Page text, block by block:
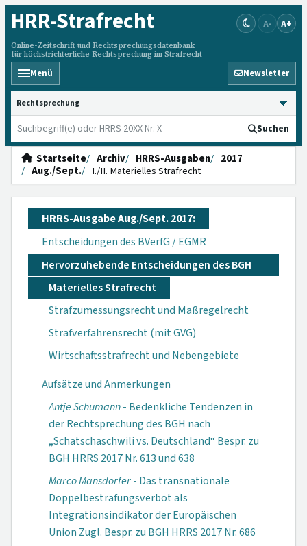
HRR-Strafrecht
Online-Zeitschrift und Rechtsprechungsdatenbank
für höchstrichterliche Rechtsprechung im Strafrecht
A- A+
Menü Newsletter
HRRS durchsuchen
Suchen
Startseite Archiv HRRS-Ausgaben
2017
Aug./Sept.
I./II. Materielles Strafrecht
HRRS-Ausgabe Aug./Sept. 2017:
Entscheidungen des BVerfG / EGMR
Hervorzuhebende Entscheidungen des BGH
Materielles Strafrecht
Strafzumessungsrecht und Maßregelrecht
Strafverfahrensrecht (mit GVG)
Wirtschaftsstrafrecht und Nebengebiete
Aufsätze und Anmerkungen
Antje Schumann- Bedenkliche Tendenzen in
der Rechtsprechung des BGH nach
„Schatschaschwili vs. Deutschland“ Bespr. zu
BGH HRRS 2017 Nr. 613 und 638
Marco Mansdörfer- Das transnationale
Doppelbestrafungsverbot als
Integrationsindikator der Europäischen
Union Zugl. Bespr. zu BGH HRRS 2017 Nr. 686